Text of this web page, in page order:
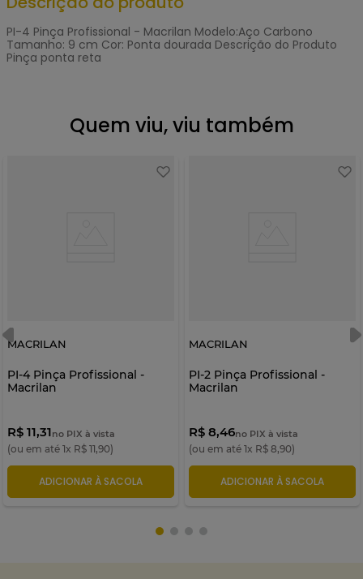
PI-4 Pinça Profissional - Macrilan Modelo:Aço Carbono
Tamanho: 9 cm Cor: Ponta dourada Descrição do Produto
Pinça ponta reta
Quem viu, viu também
MACRILAN
PI-4 Pinça Profissional -
Macrilan
R$ 11,31no PIX à vista
(ou em até 1x R$ 11,90)
ADICIONAR À SACOLA
MACRILAN
PI-2 Pinça Profissional -
Macrilan
R$ 8,46no PIX à vista
(ou em até 1x R$ 8,90)
ADICIONAR À SACOLA